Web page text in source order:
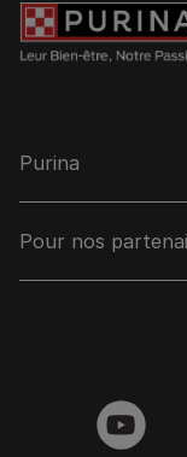
Purina
Pour nos
youtube